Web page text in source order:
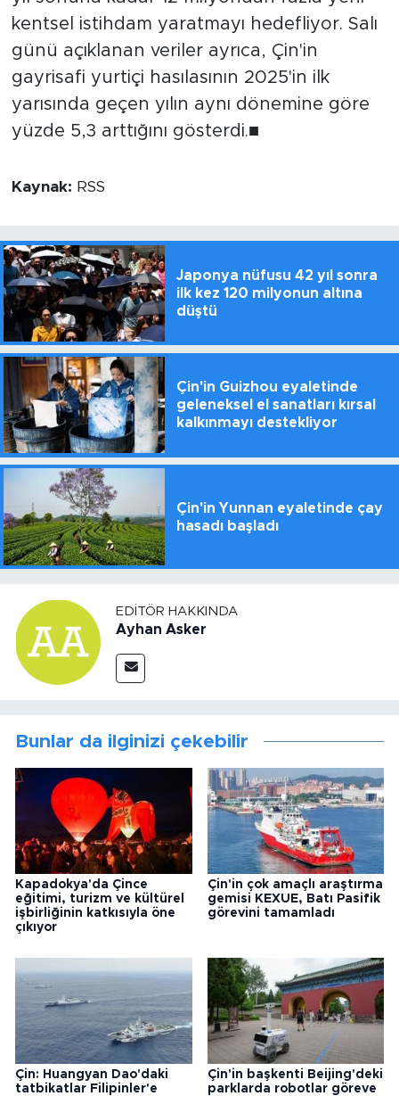
kentsel istihdam yaratmayı hedefliyor. Salı
günü açıklanan veriler ayrıca, Çin'in
gayrisafi yurtiçi hasılasının 2025'in ilk
yarısında geçen yılın aynı dönemine göre
yüzde 5,3 arttığını gösterdi.■
Kaynak: RSS
Japonya nüfusu 42 yıl sonra
ilk kez 120 milyonun altına
düştü
Çin'in Guizhou eyaletinde
geleneksel el sanatları kırsal
kalkınmayı destekliyor
Çin'in Yunnan eyaletinde çay
hasadı başladı
EDITÖR HAKKINDA
Ayhan Asker
Bunlar da ilginizi çekebilir
Kapadokya'da Çince
eğitimi, turizm ve kültürel
işbirliğinin katkısıyla öne
çıkıyor
Çin'in çok amaçlı araştırma
gemisi KEXUE, Batı Pasifik
görevini tamamladı
Çin: Huangyan Dao'daki
tatbikatlar Filipinler'e
Çin'in başkenti Beijing'deki
parklarda robotlar göreve